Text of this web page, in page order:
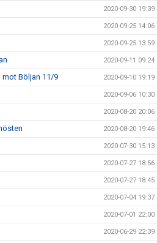
2020-09-30 19:39
2020-09-25 14:06
2020-09-25 13:59
2020-09-11 09:24
Böljan 11/9 2020-09-10 19:19
2020-09-06 10:30
2020-08-20 20:06
2020-08-20 19:46
2020-07-30 15:13
2020-07-27 18:56
2020-07-27 18:45
2020-07-04 19:37
2020-07-01 22:00
2020-06-29 22:39